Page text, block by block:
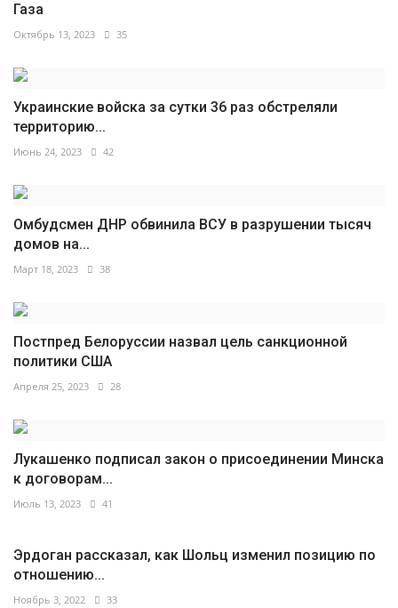
Газа
Октябрь 13, 2023 35
Украинские войска за сутки 36 раз обстреляли
территорию...
Июнь 24, 2023 42
Омбудсмен ДНР обвинила ВСУ в разрушении тысяч
домов на...
Март 18, 2023 38
Постпред Белоруссии назвал цель санкционной
политики США
Апреля 25, 2023 28
Лукашенко подписал закон о присоединении Минска
к договорам...
Июль 13, 2023 41
Эрдоган рассказал, как Шольц изменил позицию по
отношению...
Ноябрь 3, 2022 33